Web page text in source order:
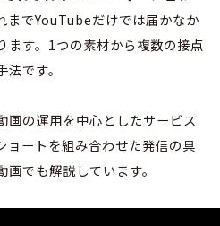
までYouTubeだけでは届かなか
ます。1つの素材から複数の接点
です。
画の運用を中心としたサービス
ョートを組み合わせた発信の具
でも解説しています。